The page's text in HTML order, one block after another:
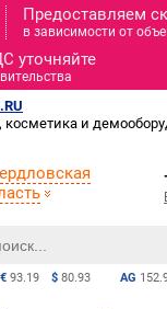
Предоставляем
в зависимости от
уточняйте
косметика и
AG
€ 93.19 $ 80.93